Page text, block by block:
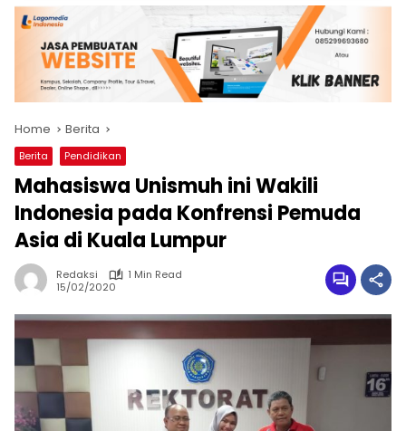
Home Berita
Berita Pendidikan
Mahasiswa Unismuh ini Wakili
Indonesia pada Konfrensi Pemuda
Asia di Kuala Lumpur
Redaksi
1 Min Read
15/02/2020